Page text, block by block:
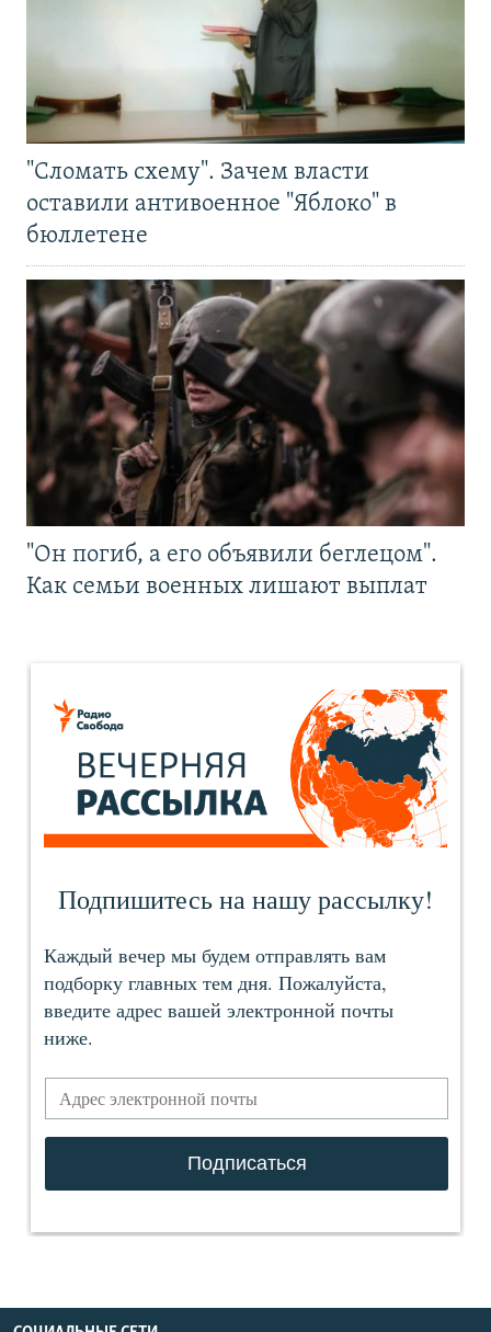
"Сломать схему". Зачем власти
оставили антивоенное "Яблоко" в
бюллетене
"Он погиб, а его объявили беглецом".
Как семьи военных лишают выплат